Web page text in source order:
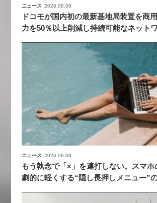
ニュース 2026.08.08
ドコモが国内初の最新基地局装置を商
力を50％以上削減し持続可能なネット
ニュース 2026.08.08
もう執念で「×」を連打しない。スマホ
劇的に軽くする“隠し長押しメニュー”